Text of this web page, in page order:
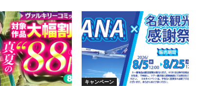
キャンペーン